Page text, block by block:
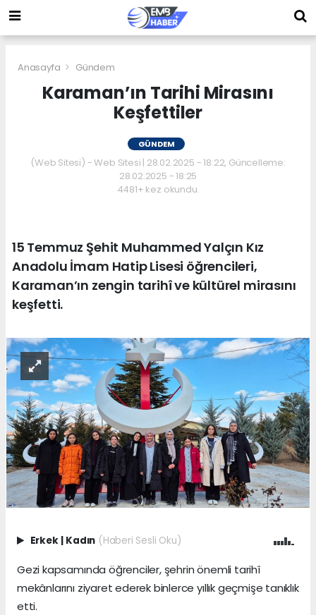
Anasayfa Gündem
Karaman’ın Tarihi Mirasını
Keşfettiler
GÜNDEM
(Web Sitesi) - Web Sitesi | 28.02.2025 - 18:22, Güncelleme:
28.02.2025 - 18:25
4481+ kez okundu.
15 Temmuz Şehit Muhammed Yalçın Kız
Anadolu İmam Hatip Lisesi öğrencileri,
Karaman’ın zengin tarihî ve kültürel mirasını
keşfetti.
Erkek Kadın (Haberi Sesli Oku)
Gezi kapsamında öğrenciler, şehrin önemli tarihî
mekânlarını ziyaret ederek binlerce yıllık geçmişe tanıklık
etti.